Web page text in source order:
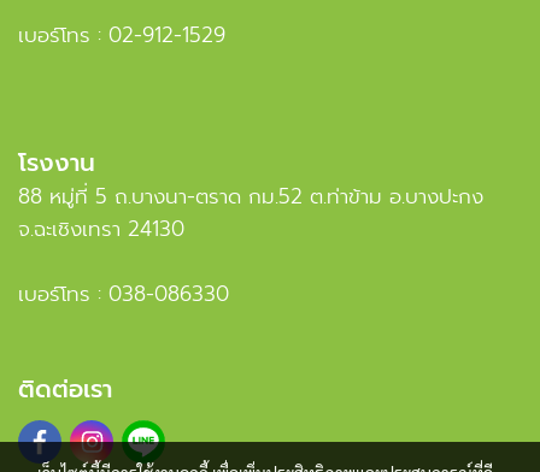
เบอร์โทร : 02-912-1529
โรงงาน
88 หมู่ที่ 5 ถ.บางนา-ตราด กม.52 ต.ท่าข้าม อ.บางปะกง
จ.ฉะเชิงเทรา 24130
เบอร์โทร : 038-086330
ติดต่อเรา